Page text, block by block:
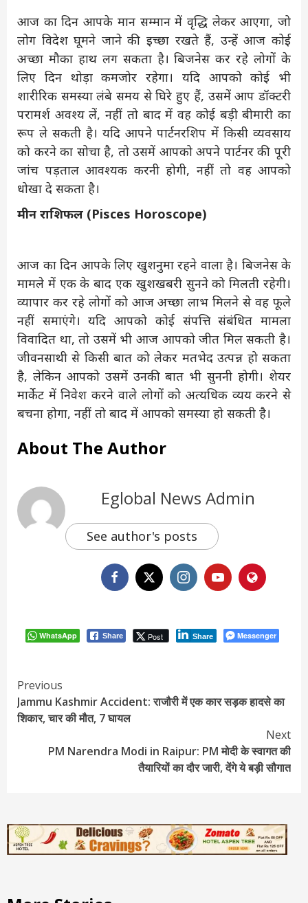
आज का दिन आपके मान सम्मान में वृद्धि लेकर आएगा, जो
लोग विदेश घूमने जाने की इच्छा रखते हैं, उन्हें आज कोई
अच्छा मौका हाथ लग सकता है। बिजनेस कर रहे लोगों के
लिए दिन थोड़ा कमजोर रहेगा। यदि आपको कोई भी
शारीरिक समस्या लंबे समय से घिरे हुए हैं, उसमें आप डॉक्टरी
परामर्श अवश्य लें, नहीं तो बाद में वह कोई बड़ी बीमारी का
रूप ले सकती है। यदि आपने पार्टनरशिप में किसी व्यवसाय
को करने का सोचा है, तो उसमें आपको अपने पार्टनर की पूरी
जांच पड़ताल आवश्यक करनी होगी, नहीं तो वह आपको
धोखा दे सकता है।
मीन राशिफल (Pisces Horoscope)
आज का दिन आपके लिए खुशनुमा रहने वाला है। बिजनेस के
मामले में एक के बाद एक खुशखबरी सुनने को मिलती रहेगी।
व्यापार कर रहे लोगों को आज अच्छा लाभ मिलने से वह फूले
नहीं समाएंगे। यदि आपको कोई संपत्ति संबंधित मामला
विवादित था, तो उसमें भी आज आपको जीत मिल सकती है।
जीवनसाथी से किसी बात को लेकर मतभेद उत्पन्न हो सकता
है, लेकिन आपको उसमें उनकी बात भी सुननी होगी। शेयर
मार्केट में निवेश करने वाले लोगों को अत्यधिक व्यय करने से
बचना होगा, नहीं तो बाद में आपको समस्या हो सकती है।
About The Author
Eglobal News Admin
See author's posts
WhatsApp Share Post Share Messenger
Continue
Reading
Previous
Jammu Kashmir Accident: राजौरी में एक कार सड़क हादसे का
शिकार, चार की मौत, 7 घायल
Next
PM Narendra Modi in Raipur: PM मोदी के स्वागत की
तैयारियों का दौर जारी, देंगे ये बड़ी सौगात